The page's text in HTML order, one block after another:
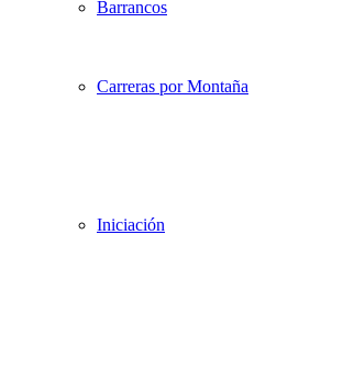
Barrancos
Carreras por Montaña
Iniciación